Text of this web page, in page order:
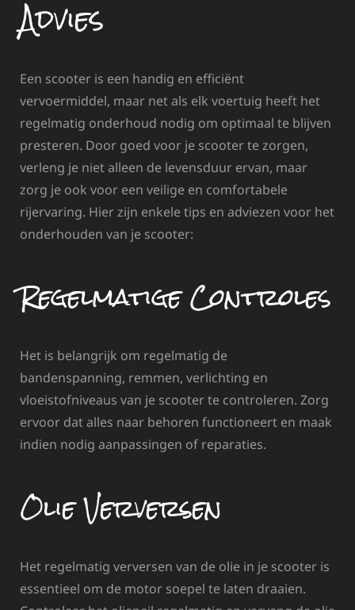
Advies
Een scooter is een handig en efficiënt
vervoermiddel, maar net als elk voertuig heeft het
regelmatig onderhoud nodig om optimaal te blijven
presteren. Door goed voor je scooter te zorgen,
verleng je niet alleen de levensduur ervan, maar
zorg je ook voor een veilige en comfortabele
rijervaring. Hier zijn enkele tips en adviezen voor het
onderhouden van je scooter:
Regelmatige Controles
Het is belangrijk om regelmatig de
bandenspanning, remmen, verlichting en
vloeistofniveaus van je scooter te controleren. Zorg
ervoor dat alles naar behoren functioneert en maak
indien nodig aanpassingen of reparaties.
Olie Verversen
Het regelmatig verversen van de olie in je scooter is
essentieel om de motor soepel te laten draaien.